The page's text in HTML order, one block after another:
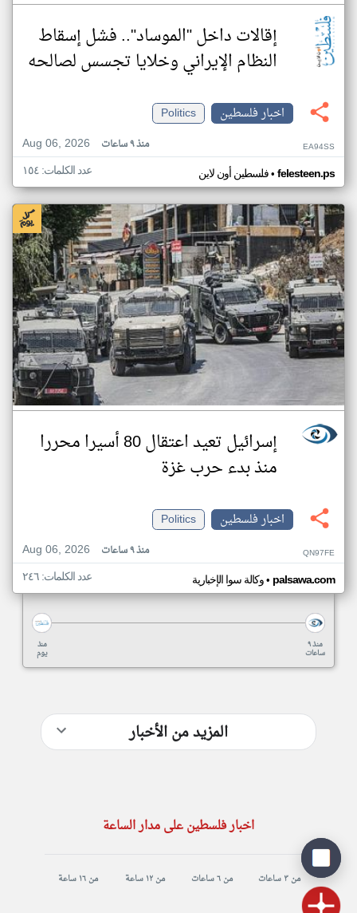
إقالات داخل "الموساد".. فشل إسقاط
النظام الإيراني وخلايا تجسس لصالحه
اخبار فلسطين
Politics
Aug 06, 2026
منذ ٩ ساعات EA94SS
فلسطين أون لاين• felesteen.ps عدد الكلمات: ١٥٤
إسرائيل تعيد اعتقال 80 أسيرا محررا
منذ بدء حرب غزة
اخبار فلسطين
Politics
Aug 06, 2026
منذ ٩ ساعات QN97FE
وكالة سوا الإخبارية• palsawa.com عدد الكلمات: ٢٤٦
منذ
يوم
منذ ٩
ساعات
المزيد من الأخبار
اخبار فلسطين على مدار الساعة
من ٣ ساعات من ٦ ساعات من ١٢ ساعة من ١٦ ساعة